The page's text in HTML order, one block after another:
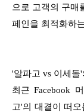
으로 고객의 구매
페인을 최적화하
'알파고 vs 이세돌
최근 Facebook
고'의 대결이 떠